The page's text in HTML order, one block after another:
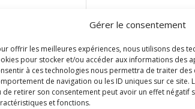
Gérer le consentement
offrir les meilleures expériences, nous utilisons des
pour stocker et/ou accéder aux informations des
à ces technologies nous permettra de traiter des
de navigation ou les ID uniques sur ce site.
de retirer son consentement peut avoir un effet négatif
et fonctions.
Aucun commentaire à
afficher.